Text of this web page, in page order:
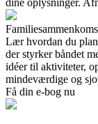
dine oplysninger.
Lær hvordan du
der styrker båndet
idéer til aktiviteter,
mindeværdige og
Få din e-bog nu